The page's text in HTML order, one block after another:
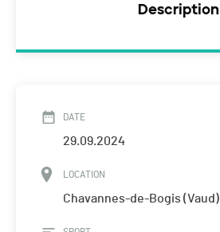
Description
DATE
29.09.2024
LOCATION
Chavannes-de-Bogis (Vaud)